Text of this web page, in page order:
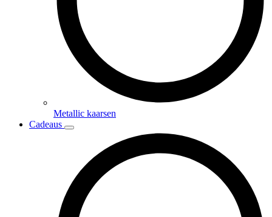
Metallic kaarsen
Cadeaus